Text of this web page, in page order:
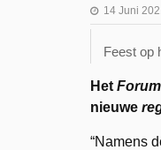
14 Juni
Feest op
Het
nieuwe
“Namens